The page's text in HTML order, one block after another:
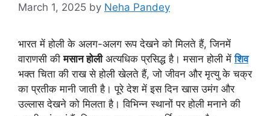
March 1, 2025 by Neha Pandey
भारत में होली के अलग-अलग रूप देखने को मिलते हैं, जिनमें
वाराणसी कीमसान होलीअत्यधिक प्रसिद्ध है। मसान होली मेंशिव
भक्त चिता की राख से होली खेलते हैं, जो जीवन और मृत्यु के चक्र
का प्रतीक मानी जाती है। पूरे देश में इस दिन खास उमंग और
उल्लास देखने को मिलता है। विभिन्न स्थानों पर होली मनाने की